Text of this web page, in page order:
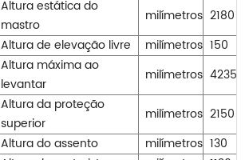
Altura estática do
mastro
milímetros 2180
Altura de elevação livre
milímetros 150
Altura máxima ao
levantar
milímetros 4235
Altura da proteção
superior
milímetros 2150
Altura do assento
milímetros 130